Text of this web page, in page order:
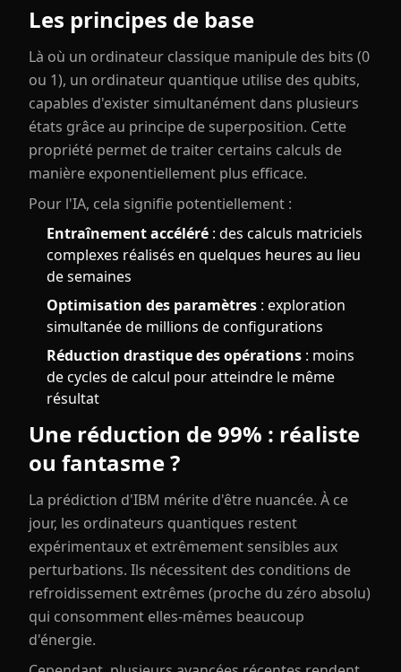
Les principes de base
Là où un ordinateur classique manipule des bits (0
ou 1), un ordinateur quantique utilise des qubits,
capables d'exister simultanément dans plusieurs
états grâce au principe de superposition. Cette
propriété permet de traiter certains calculs de
manière exponentiellement plus efficace.
Pour l'IA, cela signifie potentiellement :
Entraînement accéléré : des calculs matriciels
complexes réalisés en quelques heures au lieu
de semaines
Optimisation des paramètres : exploration
simultanée de millions de configurations
Réduction drastique des opérations : moins
de cycles de calcul pour atteindre le même
résultat
Une réduction de 99% : réaliste
ou fantasme ?
La prédiction d'IBM mérite d'être nuancée. À ce
jour, les ordinateurs quantiques restent
expérimentaux et extrêmement sensibles aux
perturbations. Ils nécessitent des conditions de
refroidissement extrêmes (proche du zéro absolu)
qui consomment elles-mêmes beaucoup
d'énergie.